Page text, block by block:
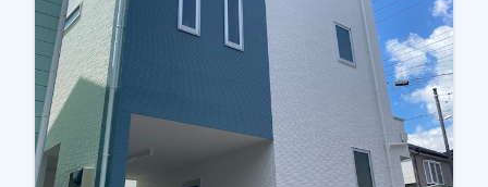
でしたので、外壁塗装と屋根塗装をご提案させて
いただきました。今回が初めての塗装工事とのこ
とで、工事内容や費用、塗料の種類などについて
ご不安な点も多かったため、ご質問をひとつひと
つお伺いしながら丁寧にご説明させていただきま
した。その後、施工内容と金額についてもご納得
いただき、外壁塗装と屋根塗装工事をお任せいた